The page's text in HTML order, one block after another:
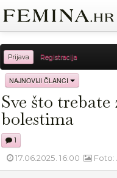
Prijava Registracija
Sreća
Moda Ljubav
NAJNOVIJI ČLANCI
Sve što
bolestima
1
17.06.2025. 16:00 Foto: